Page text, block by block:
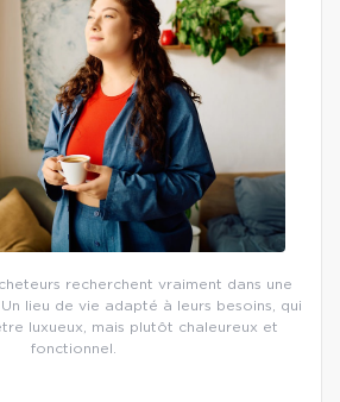
recherchent vraiment dans une
lieu de vie adapté à leurs besoins, qui
luxueux, mais plutôt chaleureux et
fonctionnel.